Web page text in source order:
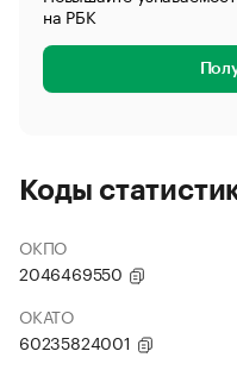
на РБК
Коды
ОКПО
2046469550
ОКАТО
60235824001